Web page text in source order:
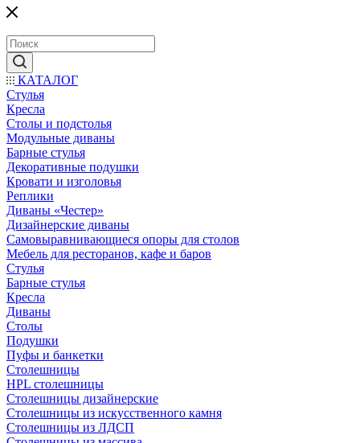
КАТАЛОГ
Стулья
Кресла
Столы и подстолья
Модульные диваны
Барные стулья
Декоративные подушки
Кровати и изголовья
Реплики
Диваны «Честер»
Дизайнерские диваны
Самовыравнивающиеся опоры для столов
Мебель для ресторанов, кафе и баров
Стулья
Барные стулья
Кресла
Диваны
Столы
Подушки
Пуфы и банкетки
Столешницы
HPL столешницы
Столешницы дизайнерские
Столешницы из искусственного камня
Столешницы из ЛДСП